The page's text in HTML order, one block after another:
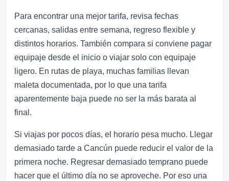
Para encontrar una mejor tarifa, revisa fechas
cercanas, salidas entre semana, regreso flexible y
distintos horarios. También compara si conviene pagar
equipaje desde el inicio o viajar solo con equipaje
ligero. En rutas de playa, muchas familias llevan
maleta documentada, por lo que una tarifa
aparentemente baja puede no ser la más barata al
final.
Si viajas por pocos días, el horario pesa mucho. Llegar
demasiado tarde a Cancún puede reducir el valor de la
primera noche. Regresar demasiado temprano puede
hacer que el último día no se aproveche. Por eso una